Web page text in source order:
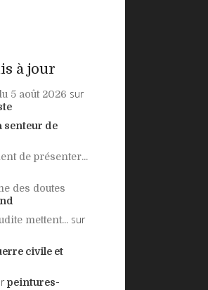
à jour
5 août 2026 sur
senteur de
de présenter...
des doutes
mettent... sur
civile et
peintures-